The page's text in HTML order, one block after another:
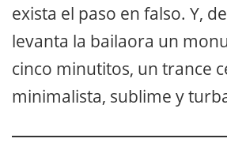
exista el paso en falso. Y,
levanta la bailaora un
cinco minutitos, un trance
minimalista, sublime y